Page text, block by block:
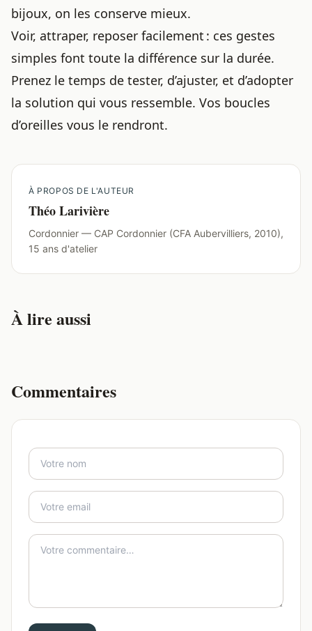
bijoux, on les conserve mieux.
Voir, attraper, reposer facilement : ces gestes
simples font toute la différence sur la durée.
Prenez le temps de tester, d’ajuster, et d’adopter
la solution qui vous ressemble. Vos boucles
d’oreilles vous le rendront.
À PROPOS DE L'AUTEUR
Théo Larivière
Cordonnier — CAP Cordonnier (CFA Aubervilliers, 2010),
15 ans d'atelier
À lire aussi
Commentaires